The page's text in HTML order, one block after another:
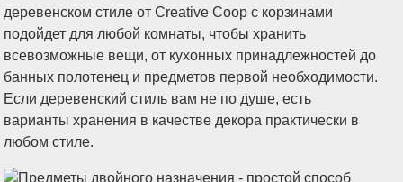
деревенском стиле от Creative Coop с корзинами
подойдет для любой комнаты, чтобы хранить
всевозможные вещи, от кухонных принадлежностей до
банных полотенец и предметов первой необходимости.
Если деревенский стиль вам не по душе, есть
варианты хранения в качестве декора практически в
любом стиле.